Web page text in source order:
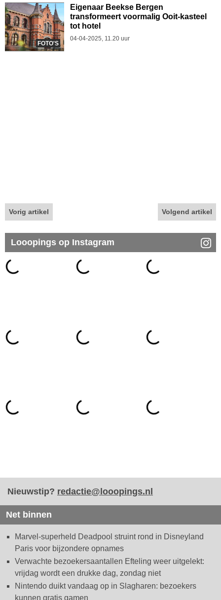
FOTO'S
Eigenaar Beekse Bergen
transformeert voormalig Ooit-kasteel
tot hotel
04-04-2025, 11.20 uur
Vorig artikel Volgend artikel
Looopings op Instagram
Nieuwstip? redactie@looopings.nl
Net binnen
Marvel-superheld Deadpool struint rond in Disneyland
Paris voor bijzondere opnames
Verwachte bezoekersaantallen Efteling weer uitgelekt:
vrijdag wordt een drukke dag, zondag niet
Nintendo duikt vandaag op in Slagharen: bezoekers
kunnen gratis gamen